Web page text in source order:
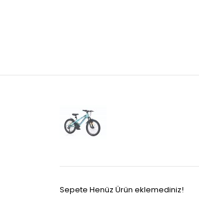
Sepete Henüz Ürün eklemediniz!